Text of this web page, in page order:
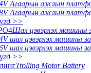
Агаарын ажлын
Агаарын ажлын
>>
Шал цэвэрлэх машины
шал цэвэрлэх машины
шал цэвэрлэх машины
>>
Trolling Motor Battery